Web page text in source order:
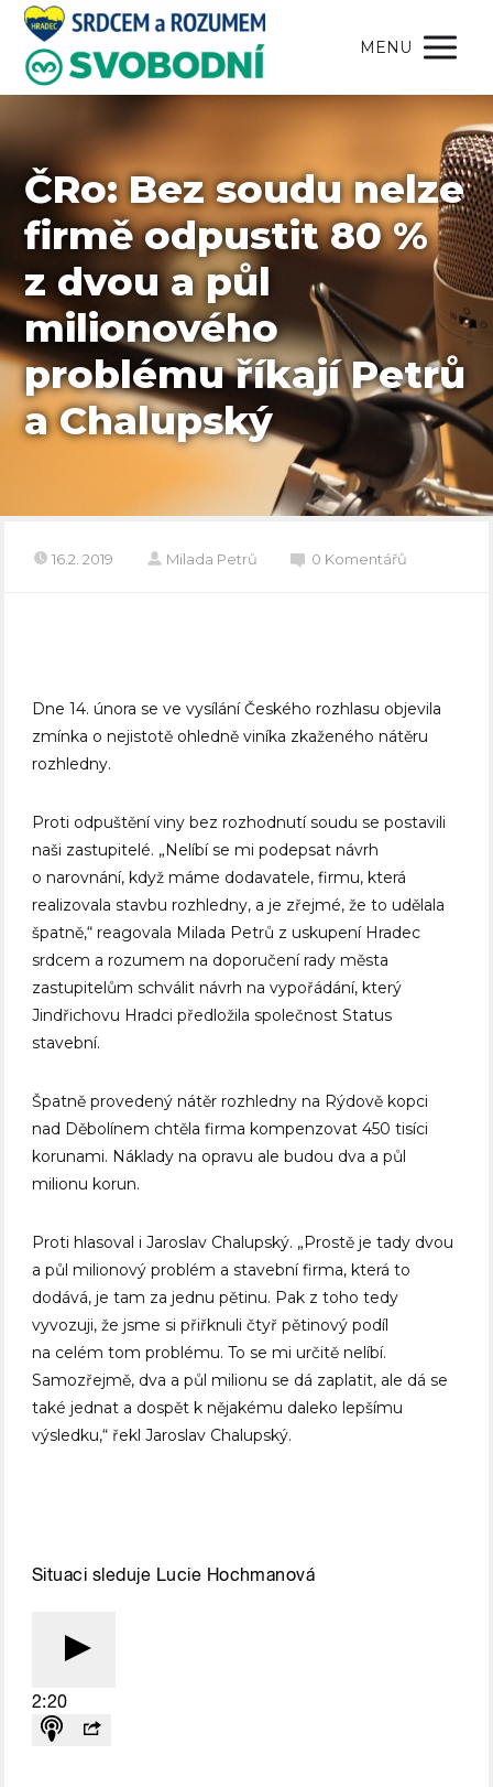
MENU
ČRo: Bez soudu nelze
firmě odpustit 80 %
z dvou a půl
milionového
problému říkají Petrů
a Chalupský
16.2. 2019 Milada Petrů 0 Komentářů
Dne 14. února se ve vysílání Českého rozhlasu objevila
zmínka o nejistotě ohledně viníka zkaženého nátěru
rozhledny.
Proti odpuštění viny bez rozhodnutí soudu se postavili
naši zastupitelé. „Nelíbí se mi podepsat návrh
o narovnání, když máme dodavatele, firmu, která
realizovala stavbu rozhledny, a je zřejmé, že to udělala
špatně,“ reagovala Milada Petrů z uskupení Hradec
srdcem a rozumem na doporučení rady města
zastupitelům schválit návrh na vypořádání, který
Jindřichovu Hradci předložila společnost Status
stavební.
Špatně provedený nátěr rozhledny na Rýdově kopci
nad Děbolínem chtěla firma kompenzovat 450 tisíci
korunami. Náklady na opravu ale budou dva a půl
milionu korun.
Proti hlasoval i Jaroslav Chalupský. „Prostě je tady dvou
a půl milionový problém a stavební firma, která to
dodává, je tam za jednu pětinu. Pak z toho tedy
vyvozuji, že jsme si přiřknuli čtyř pětinový podíl
na celém tom problému. To se mi určitě nelíbí.
Samozřejmě, dva a půl milionu se dá zaplatit, ale dá se
také jednat a dospět k nějakému daleko lepšímu
výsledku,“ řekl Jaroslav Chalupský.